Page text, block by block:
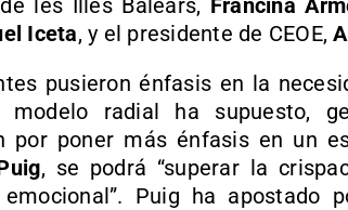
les Illes Balears, Francina
Iceta, y el presidente de CEOE,
pusieron énfasis en la
radial ha supuesto,
por poner más énfasis en un
, se podrá “superar la
Puig ha apostado